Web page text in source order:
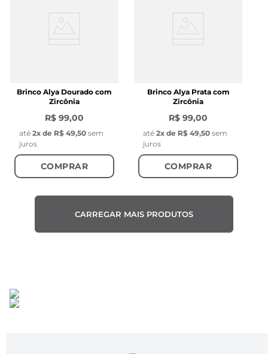
Brinco Alya Dourado com
Zircônia
R$ 99,00
até 2x de R$ 49,50 sem
juros
COMPRAR
Brinco Alya Prata com
Zircônia
R$ 99,00
até 2x de R$ 49,50 sem
juros
COMPRAR